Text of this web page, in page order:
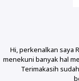
Hi, perkenalkan saya
menekuni banyak hal
Terimakasih